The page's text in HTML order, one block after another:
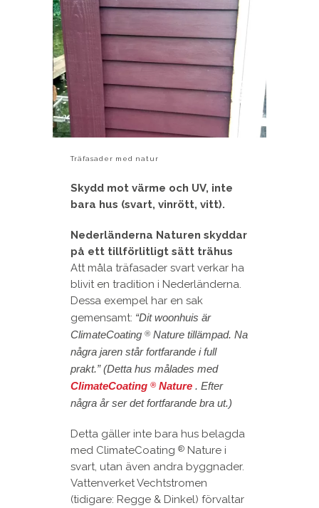
Träfasader med natur
Skydd mot värme och UV, inte
bara hus (svart, vinrött, vitt).
Nederländerna Naturen skyddar
på ett tillförlitligt sätt trähus
Att måla träfasader svart verkar ha
blivit en tradition i Nederländerna.
Dessa exempel har en sak
gemensamt: “Dit woonhuis är
ClimateCoating ® Nature tillämpad. Na
några jaren står fortfarande i full
prakt.” (Detta hus målades med
ClimateCoating ® Nature . Efter
några år ser det fortfarande bra ut.)
Detta gäller inte bara hus belagda
med ClimateCoating ® Nature i
svart, utan även andra byggnader.
Vattenverket Vechtstromen
(tidigare: Regge & Dinkel) förvaltar